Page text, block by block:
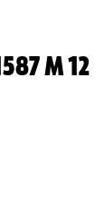
M 12